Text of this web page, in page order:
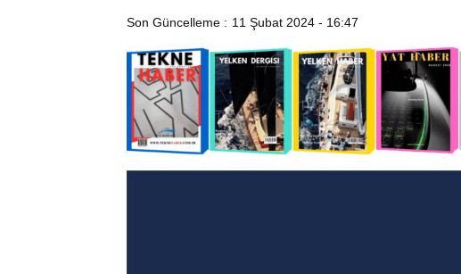
Son Güncelleme : 11 Şubat 2024 - 16:47